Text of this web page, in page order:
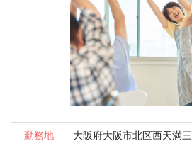
勤務地 大阪府大阪市北区西天満三